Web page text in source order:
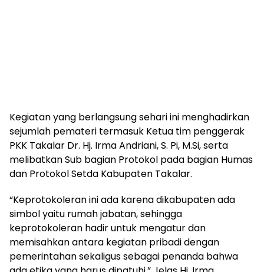
Kegiatan yang berlangsung sehari ini menghadirkan
sejumlah pemateri termasuk Ketua tim penggerak
PKK Takalar Dr. Hj. Irma Andriani, S. Pi, M.Si, serta
melibatkan Sub bagian Protokol pada bagian Humas
dan Protokol Setda Kabupaten Takalar.
“Keprotokoleran ini ada karena dikabupaten ada
simbol yaitu rumah jabatan, sehingga
keprotokoleran hadir untuk mengatur dan
memisahkan antara kegiatan pribadi dengan
pemerintahan sekaligus sebagai penanda bahwa